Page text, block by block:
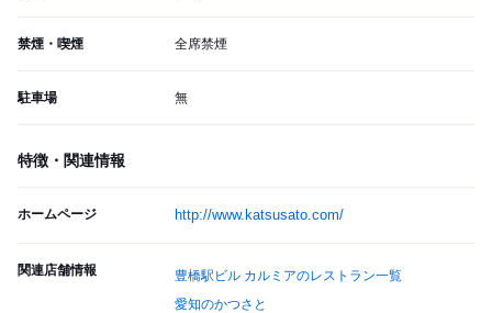
禁煙・喫煙 全席禁煙
駐車場 無
特徴・関連情報
ホームページ http://www.katsusato.com/
関連店舗情報
豊橋駅ビル カルミアのレストラン一覧
愛知のかつさと